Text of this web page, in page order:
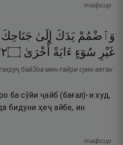
тафсир
وَٱضْمُمْ يَدَكَ إِلَىٰ جَنَاحِكَ
غَيْرِ سُوٓءٍ ءَايَةً أُخْرَىٰ ۝
байЗоа мин ғайри суин аятан
ба сӯйи ҷайб (бағал)-и худ,
бидуни ҳеҷ айбе, ин
тафсир